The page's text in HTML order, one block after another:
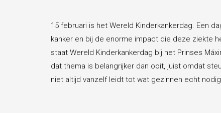
15 februari is het Wereld Kinderkankerdag. Een
kanker en bij de enorme impact die deze ziekte
staat Wereld Kinderkankerdag bij het Prinses
dat thema is belangrijker dan ooit, juist omdat
niet altijd vanzelf leidt tot wat gezinnen echt